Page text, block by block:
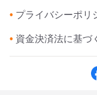
• プライバシーポリ
• 資金決済法に基づ